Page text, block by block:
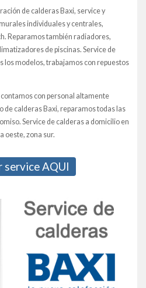
de calderas Baxi, service y
individuales y centrales,
Reparamos también radiadores,
de piscinas. Service de
los modelos, trabajamos con repuestos
con personal altamente
de calderas Baxi, reparamos todas las
Service de calderas a domicilio en
oeste, zona sur.
service AQUI